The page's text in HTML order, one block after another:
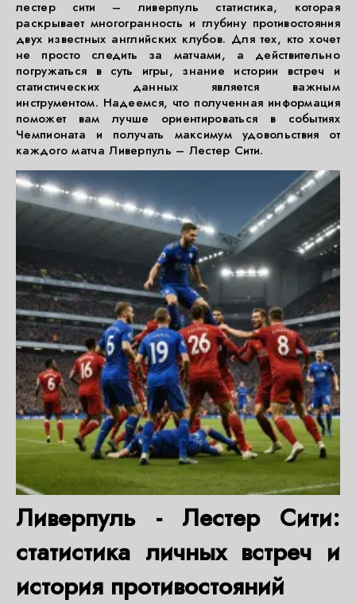
лестер сити – ливерпуль статистика, которая
раскрывает многогранность и глубину противостояния
двух известных английских клубов. Для тех, кто хочет
не просто следить за матчами, а действительно
погружаться в суть игры, знание истории встреч и
статистических данных является важным
инструментом. Надеемся, что полученная информация
поможет вам лучше ориентироваться в событиях
Чемпионата и получать максимум удовольствия от
каждого матча Ливерпуль – Лестер Сити.
Ливерпуль - Лестер Сити:
статистика личных встреч и
история противостояний